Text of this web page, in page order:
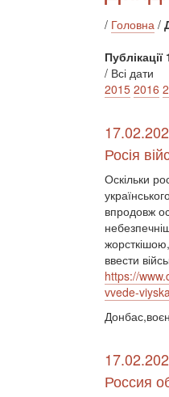
/ Головна /
/ Всі дати
2015 2016
Росія
Оскільки
впродовж
ввести
https://
vvede-
Россия